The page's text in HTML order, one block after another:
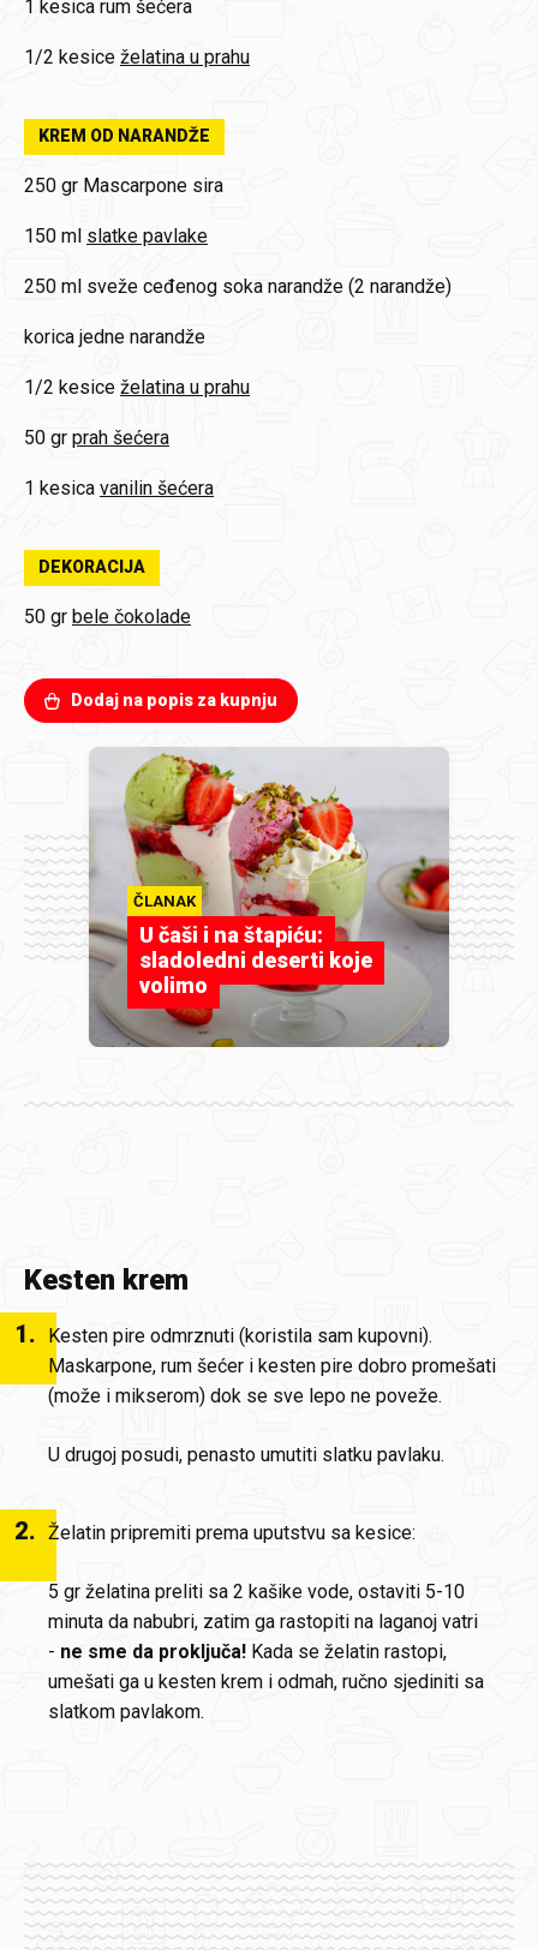
1 kesica rum šećera
1/2 kesice želatina u prahu
KREM OD NARANDŽE
250 gr Mascarpone sira
150 ml slatke pavlake
250 ml sveže ceđenog soka narandže (2 narandže)
korica jedne narandže
1/2 kesice želatina u prahu
50 gr prah šećera
1 kesica vanilin šećera
DEKORACIJA
50 gr bele čokolade
Dodaj na popis za kupnju
ČLANAK
U čaši i na štapiću:
sladoledni deserti koje
volimo
Kesten krem
1.
Kesten pire odmrznuti (koristila sam kupovni).
Maskarpone, rum šećer i kesten pire dobro promešati
(može i mikserom) dok se sve lepo ne poveže.
U drugoj posudi, penasto umutiti slatku pavlaku.
2. Želatin pripremiti prema uputstvu sa kesice:
5 gr želatina preliti sa 2 kašike vode, ostaviti 5-10
minuta da nabubri, zatim ga rastopiti na laganoj vatri
- ne sme da proključa! Kada se želatin rastopi,
umešati ga u kesten krem i odmah, ručno sjediniti sa
slatkom pavlakom.